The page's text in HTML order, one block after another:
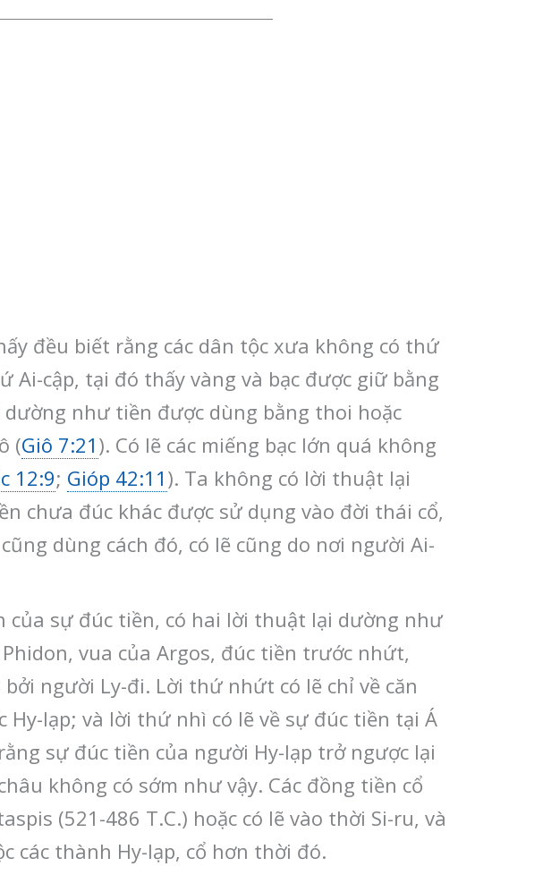
đều biết rằng các dân tộc xưa không có thứ
Ai-cập, tại đó thấy vàng và bạc được giữ bằng
như tiền được dùng bằng thoi hoặc
(Giô 7:21 ). Có lẽ các miếng bạc lớn quá không
12:9; Gióp 42:11 ). Ta không có lời thuật lại
chưa đúc khác được sử dụng vào đời thái cổ,
dùng cách đó, có lẽ cũng do nơi người Ai-
của sự đúc tiền, có hai lời thuật lại dường như
vua của Argos, đúc tiền trước nhứt,
người Ly-đi. Lời thứ nhứt có lẽ chỉ về căn
lạp; và lời thứ nhì có lẽ về sự đúc tiền tại Á
sự đúc tiền của người Hy-lạp trở ngược lại
không có sớm như vậy. Các đồng tiền cổ
(521-486 T.C.) hoặc có lẽ vào thời Si-ru, và
các thành Hy-lạp, cổ hơn thời đó.